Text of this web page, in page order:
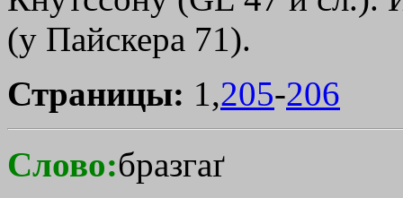
(у Пайскера 71).
Страницы: 1,205-206
Слово:бразгаґ